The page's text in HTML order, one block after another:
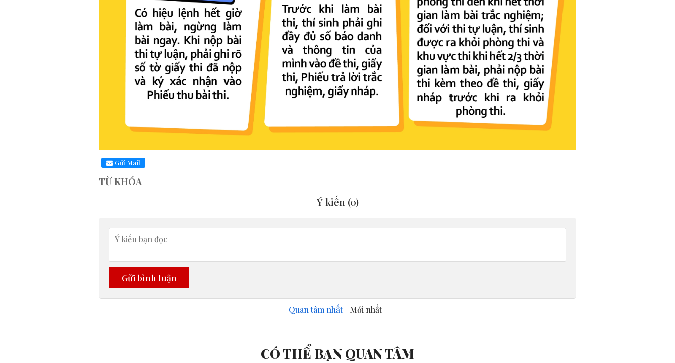
Gửi Mail
TỪ KHÓA
Ý kiến (0)
Gửi bình luận
Quan tâm nhất Mới nhất
CÓ THỂ BẠN QUAN TÂM